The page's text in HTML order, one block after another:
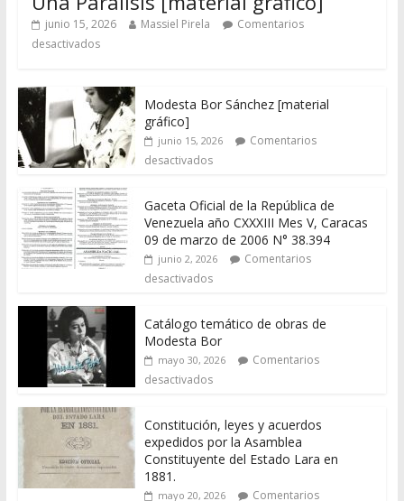
junio 15, 2026 Massiel Pirela
Comentarios
desactivados
Modesta Bor Sánchez [material
gráfico]
junio 15, 2026
Comentarios
desactivados
Gaceta Oficial de la República de
Venezuela año CXXXIII Mes V, Caracas
09 de marzo de 2006 N° 38.394
junio 2, 2026
Comentarios
desactivados
Catálogo temático de obras de
Modesta Bor
mayo 30, 2026
Comentarios
desactivados
Constitución, leyes y acuerdos
expedidos por la Asamblea
Constituyente del Estado Lara en
1881.
mayo 20, 2026
Comentarios